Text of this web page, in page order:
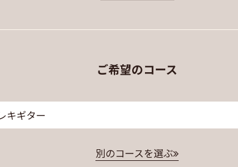
ご希望のコース
キギター
別のコースを選ぶ